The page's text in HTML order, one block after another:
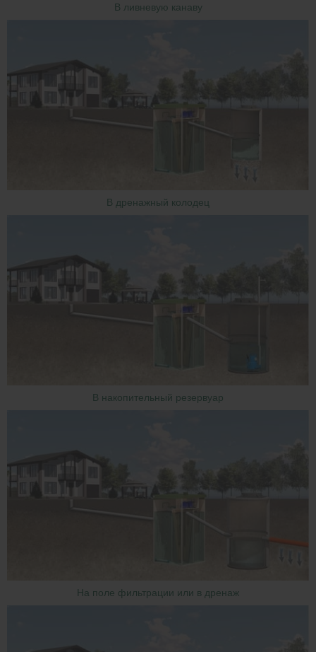
В ливневую канаву
В дренажный колодец
В накопительный резервуар
На поле фильтрации или в дренаж